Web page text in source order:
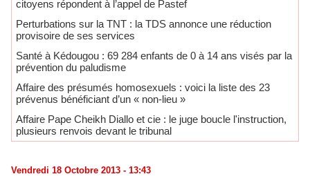
citoyens répondent à l’appel de Pastef
Perturbations sur la TNT : la TDS annonce une réduction
provisoire de ses services
Santé à Kédougou : 69 284 enfants de 0 à 14 ans visés par la
prévention du paludisme
Affaire des présumés homosexuels : voici la liste des 23
prévenus bénéficiant d’un « non-lieu »
Affaire Pape Cheikh Diallo et cie : le juge boucle l'instruction,
plusieurs renvois devant le tribunal
Vendredi 18 Octobre 2013 - 13:43